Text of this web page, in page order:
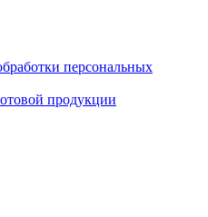
персональных
продукции